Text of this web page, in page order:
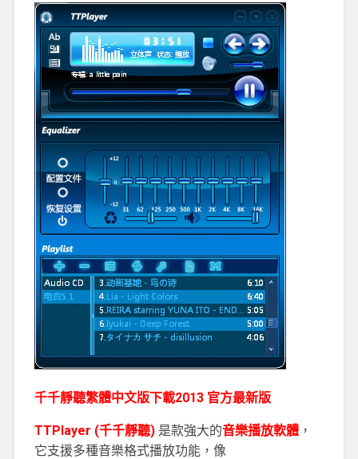
千千靜聽繁體中文版下載2013 官方最新版
TTPlayer (千千靜聽)是款強大的音樂播放軟體，
它支援多種音樂格式播放功能，像